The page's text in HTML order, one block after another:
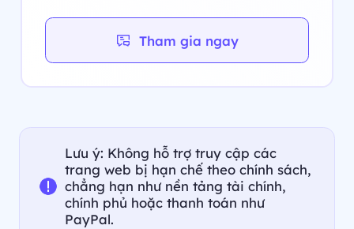
Tham gia ngay
Lưu ý: Không hỗ trợ truy cập các
trang web bị hạn chế theo chính sách,
chẳng hạn như nền tảng tài chính,
chính phủ hoặc thanh toán như
PayPal.